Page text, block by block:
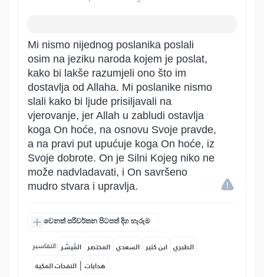
Mi nismo nijednog poslanika poslali
osim na jeziku naroda kojem je poslat,
kako bi lakše razumjeli ono što im
dostavlja od Allaha. Mi poslanike nismo
slali kako bi ljude prisiljavali na
vjerovanje, jer Allah u zabludi ostavlja
koga On hoće, na osnovu Svoje pravde,
a na pravi put upućuje koga On hoće, iz
Svoje dobrote. On je Silni Kojeg niko ne
može nadvladavati, i On savršeno
mudro stvara i upravlja.
වෙනත් පරිවර්තන පිටපත් දිග හැරුම
التفاسير: المُيسَّر المختصر السعدي ابن كثير الطبري
النفحات المكية | هدايات